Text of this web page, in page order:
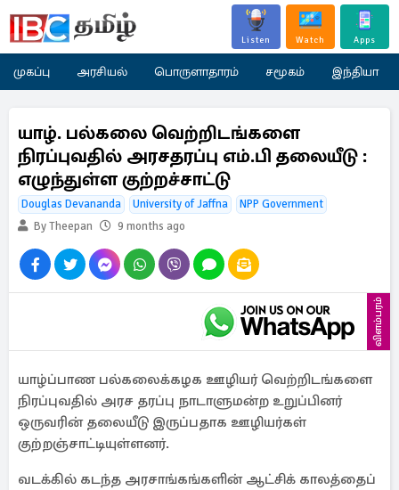
Listen Watch Apps
முகப்பு அரசியல் பொருளாதாரம் சமூகம் இந்தியா
யாழ். பல்கலை வெற்றிடங்களை
நிரப்புவதில் அரசதரப்பு எம்.பி தலையீடு :
எழுந்துள்ள குற்றச்சாட்டு
Douglas Devananda University of Jaffna
NPP Government
By Theepan
9 months ago
விளம்பரம்
யாழ்ப்பாண பல்கலைக்கழக ஊழியர் வெற்றிடங்களை
நிரப்புவதில் அரச தரப்பு நாடாளுமன்ற உறுப்பினர்
ஒருவரின் தலையீடு இருப்பதாக ஊழியர்கள்
குற்றஞ்சாட்டியுள்ளனர்.
வடக்கில் கடந்த அரசாங்கங்களின் ஆட்சிக் காலத்தைப்